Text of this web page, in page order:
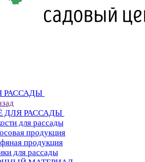
РАССАДЫ
ДЛЯ РАССАДЫ
для рассады
продукция
продукция
для рассады